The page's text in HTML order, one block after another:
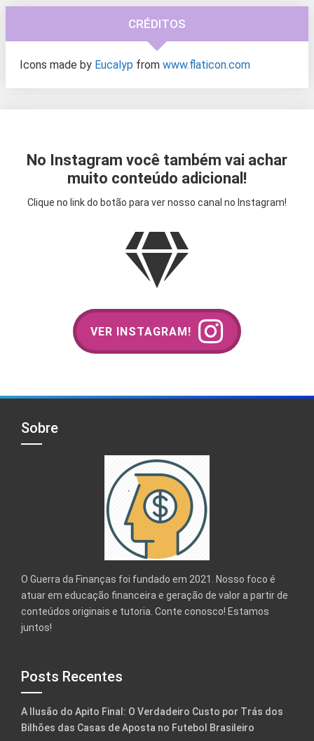
CRÉDITOS
Icons made by Eucalyp from www.flaticon.com
No Instagram você também vai achar
muito conteúdo adicional!
Clique no link do botão para ver nosso canal no Instagram!
VER INSTAGRAM!
Sobre
O Guerra da Finanças foi fundado em 2021. Nosso foco é
atuar em educação financeira e geração de valor a partir de
conteúdos originais e tutoria. Conte conosco! Estamos
juntos!
Posts Recentes
A Ilusão do Apito Final: O Verdadeiro Custo por Trás dos
Bilhões das Casas de Aposta no Futebol Brasileiro